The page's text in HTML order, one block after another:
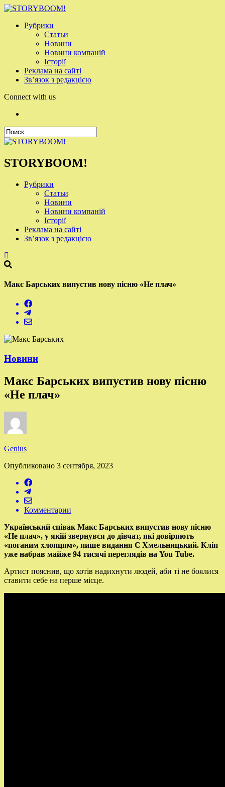
Рубрики
Статьи
Новини
Новини компаній
Історії
Реклама на сайті
Зв’язок з редакцією
Connect with us
STORYBOOM!
Рубрики
Статьи
Новини
Новини компаній
Історії
Реклама на сайті
Зв’язок з редакцією
Макс Барських випустив нову пісню «Не плач»
Новини
Макс Барських випустив нову пісню
«Не плач»
Genius
Опубликовано 3 сентября, 2023
Комментарии
Український співак Макс Барських випустив нову пісню
«Не плач», у якій звернувся до дівчат, які довіряють
«поганим хлопцям», пише видання Є Хмельницький. Кліп
уже набрав майже 94 тисячі переглядів на You Tube.
Артист пояснив, що хотів надихнути людей, аби ті не боялися
ставити себе на перше місце.